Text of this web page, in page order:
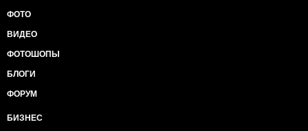
ФОТО
ВИДЕО
ФОТОШОПЫ
БЛОГИ
ФОРУМ
БИЗНЕС